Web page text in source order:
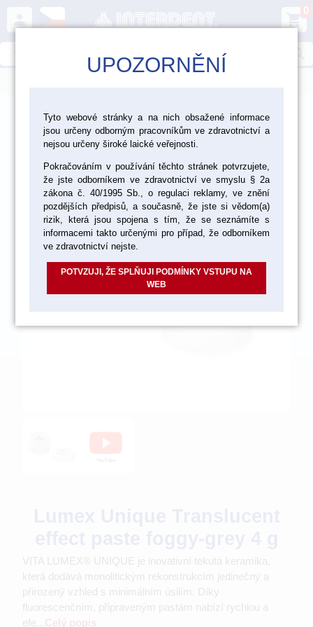
person shopping_cart
0
> Laboratoř > Materiály pro fazetování a inleje >
Tekutá keramika VITA Unique
akce
VITA LUMEX® UNIQUE je inovativní tekutá keramika,
která dodává monolitickým rekonstrukcím jedinečný a
přirozený vzhled s minimálním úsilím. Díky
fluorescenčním, připraveným pastám nabízí rychlou a
efe...
UPOZORNĚNÍ
Tyto webové stránky a na nich obsažené informace
jsou určeny odborným pracovníkům ve zdravotnictví a
nejsou určeny široké laické veřejnosti.
Pokračováním v používání těchto stránek potvrzujete,
že jste odborníkem ve zdravotnictví ve smyslu § 2a
zákona č. 40/1995 Sb., o regulaci reklamy, ve znění
pozdějších předpisů, a současně, že jste si vědom(a)
rizik, která jsou spojena s tím, že se seznámíte s
informacemi takto určenými pro případ, že odborníkem
ve zdravotnictví nejste.
POTVZUJI, ŽE SPLŇUJI PODMÍNKY VSTUPU NA
WEB